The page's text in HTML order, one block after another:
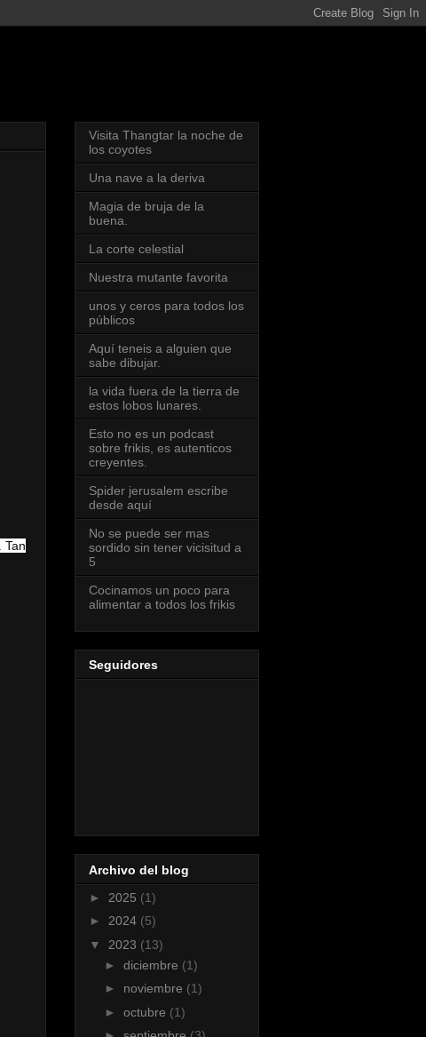
Tan
Visita Thangtar la noche de
los coyotes
Una nave a la deriva
Magia de bruja de la
buena.
La corte celestial
Nuestra mutante favorita
unos y ceros para todos los
públicos
Aquí teneis a alguien que
sabe dibujar.
la vida fuera de la tierra de
estos lobos lunares.
Esto no es un podcast
sobre frikis, es autenticos
creyentes.
Spider jerusalem escribe
desde aquí
No se puede ser mas
sordido sin tener vicisitud a
5
Cocinamos un poco para
alimentar a todos los frikis
Seguidores
Archivo del blog
► 2025 (1)
► 2024 (5)
▼ 2023 (13)
► diciembre (1)
► noviembre (1)
► octubre (1)